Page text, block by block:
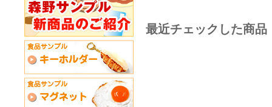
最近チェックした商品